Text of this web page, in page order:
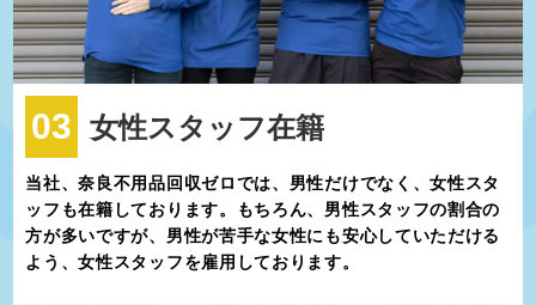
03 女性スタッフ在籍
当社、奈良不用品回収ゼロでは、男性だけでなく、女性スタ
ッフも在籍しております。もちろん、男性スタッフの割合の
方が多いですが、男性が苦手な女性にも安心していただける
よう、女性スタッフを雇用しております。